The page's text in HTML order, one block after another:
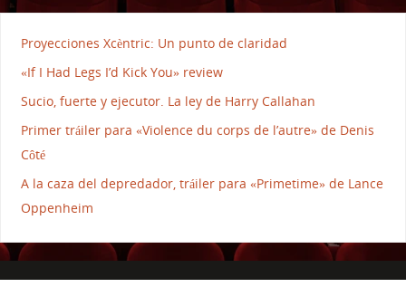
Proyecciones Xcèntric: Un punto de claridad
«If I Had Legs I’d Kick You» review
Sucio, fuerte y ejecutor. La ley de Harry Callahan
Primer tráiler para «Violence du corps de l’autre» de Denis
Côté
A la caza del depredador, tráiler para «Primetime» de Lance
Oppenheim